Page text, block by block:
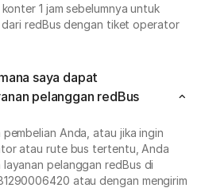
1 jam sebelumnya untuk
redBus dengan tiket operator
saya dapat
pelanggan redBus
Anda, atau jika ingin
atau rute bus tertentu, Anda
pelanggan redBus di
atau dengan mengirim